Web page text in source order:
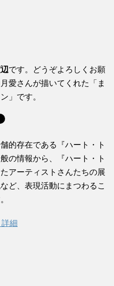
です。どうぞよろしくお願
愛さんが描いてくれた「ま
」です。
的存在である『ハート・ト
の情報から、『ハート・ト
アーティストさんたちの展
ど、表現活動にまつわるこ
詳細